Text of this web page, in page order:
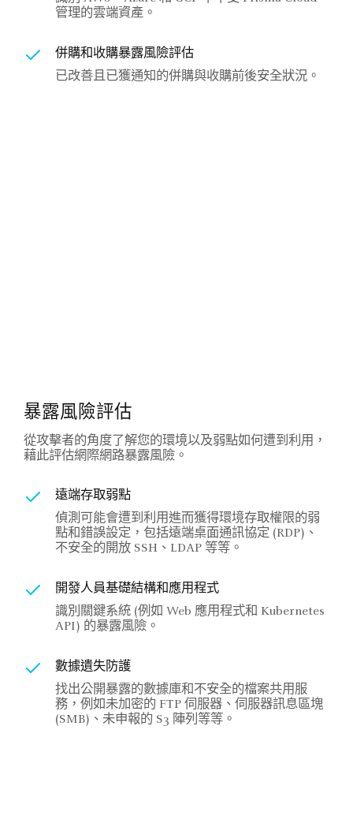
管理的雲端資產。
併購和收購暴露風險評估
已改善且已獲通知的併購與收購前後安全狀況。
暴露風險評估
從攻擊者的角度了解您的環境以及弱點如何遭到利用，
藉此評估網際網路暴露風險。
遠端存取弱點
偵測可能會遭到利用進而獲得環境存取權限的弱
點和錯誤設定，包括遠端桌面通訊協定 (RDP)、
不安全的開放 SSH、LDAP 等等。
開發人員基礎結構和應用程式
識別關鍵系統 (例如 Web 應用程式和 Kubernetes
API) 的暴露風險。
數據遺失防護
找出公開暴露的數據庫和不安全的檔案共用服
務，例如未加密的 FTP 伺服器、伺服器訊息區塊
(SMB)、未申報的 S3 陣列等等。